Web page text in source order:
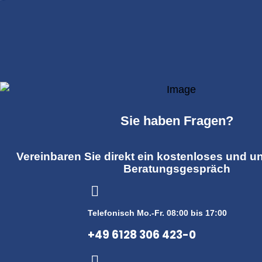
Sie haben Fragen?
Vereinbaren Sie direkt ein kostenloses und
Beratungsgespräch
Telefonisch Mo.-Fr. 08:00 bis 17:00
+49 6128 306 423-0